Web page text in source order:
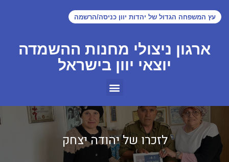
עץ המשפחה הגדול של יהדות יוון כניסה/הרשמה
ארגון ניצולי מחנות ההשמדה
יוצאי יוון בישראל
לזכרו של יהודה יצחק